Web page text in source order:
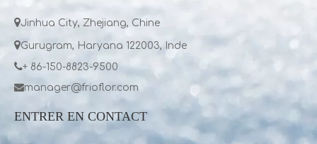
Jinhua City, Zhejiang, Chine
Gurugram, Haryana 122003, Inde
+ 86-150-8823-9500
manager@frioflor.com
ENTRER EN CONTACT